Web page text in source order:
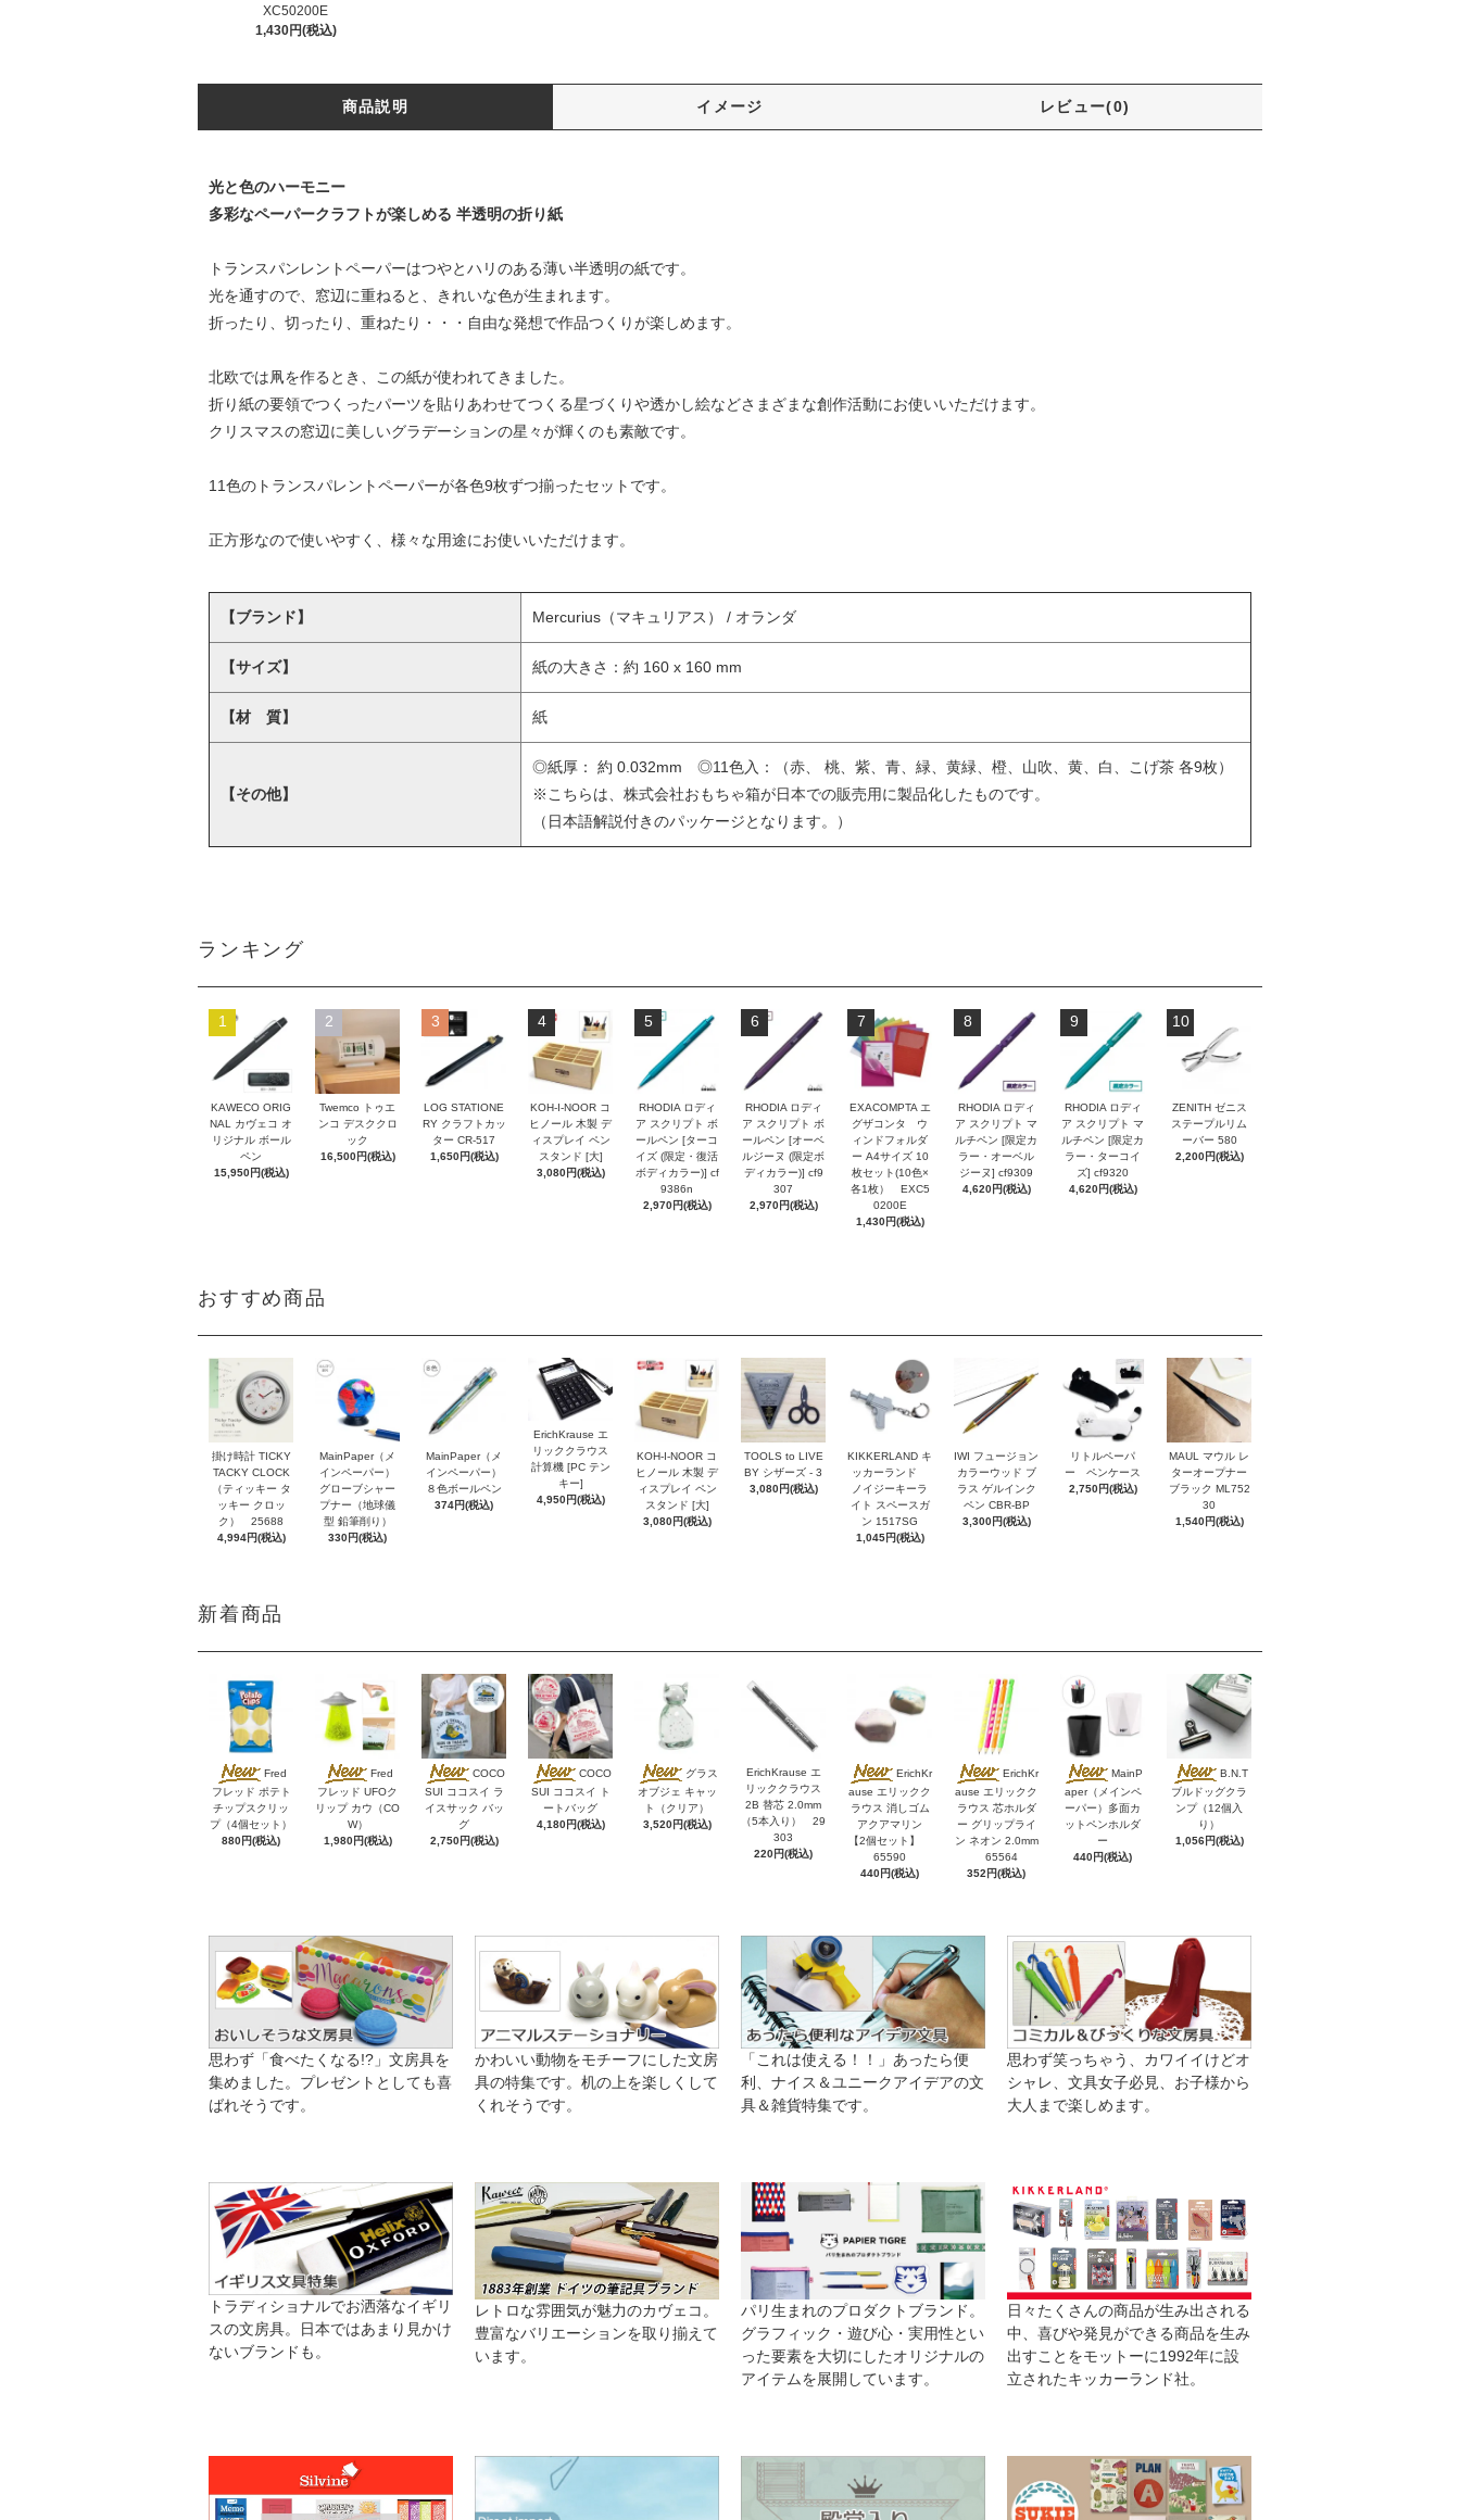
XC50200E
1,430円(税込)
商品説明 イメージ レビュー(0)
光と色のハーモニー
多彩なペーパークラフトが楽しめる 半透明の折り紙
トランスパンレントペーパーはつやとハリのある薄い半透明の紙です。
光を通すので、窓辺に重ねると、きれいな色が生まれます。
折ったり、切ったり、重ねたり・・・自由な発想で作品つくりが楽しめます。
北欧では凧を作るとき、この紙が使われてきました。
折り紙の要領でつくったパーツを貼りあわせてつくる星づくりや透かし絵などさまざまな創作活動にお使いいただけます。
クリスマスの窓辺に美しいグラデーションの星々が輝くのも素敵です。
11色のトランスパレントペーパーが各色9枚ずつ揃ったセットです。
正方形なので使いやすく、様々な用途にお使いいただけます。
【ブランド】 Mercurius（マキュリアス） / オランダ
【サイズ】 紙の大きさ：約 160 x 160 mm
【材 質】 紙
【その他】
◎紙厚： 約 0.032mm ◎11色入：（赤、 桃、紫、青、緑、黄緑、橙、山吹、黄、白、こげ茶 各9枚）
※こちらは、株式会社おもちゃ箱が日本での販売用に製品化したものです。
（日本語解説付きのパッケージとなります。）
ランキング
1
KAWECO ORIG
NAL カヴェコ オ
リジナル ボール
ペン
15,950円(税込)
2
Twemco トゥエ
ンコ デスククロ
ック
16,500円(税込)
3
LOG STATIONE
RY クラフトカッ
ター CR-517
1,650円(税込)
4
KOH-I-NOOR コ
ヒノール 木製 デ
ィスプレイ ペン
スタンド [大]
3,080円(税込)
5
RHODIA ロディ
ア スクリプト ボ
ールペン [ターコ
イズ (限定・復活
ボディカラー)] cf
9386n
2,970円(税込)
6
RHODIA ロディ
ア スクリプト ボ
ールペン [オーベ
ルジーヌ (限定ボ
ディカラー)] cf9
307
2,970円(税込)
7
EXACOMPTA エ
グザコンタ ウ
ィンドフォルダ
ー A4サイズ 10
枚セット(10色×
各1枚） EXC5
0200E
1,430円(税込)
8
RHODIA ロディ
ア スクリプト マ
ルチペン [限定カ
ラー・オーベル
ジーヌ] cf9309
4,620円(税込)
9
RHODIA ロディ
ア スクリプト マ
ルチペン [限定カ
ラー・ターコイ
ズ] cf9320
4,620円(税込)
10
ZENITH ゼニス
ステープルリム
ーバー 580
2,200円(税込)
おすすめ商品
掛け時計 TICKY
TACKY CLOCK
（ティッキー タ
ッキー クロッ
ク） 25688
4,994円(税込)
MainPaper（メ
インペーパー）
グローブシャー
プナー（地球儀
型 鉛筆削り）
330円(税込)
MainPaper（メ
インペーパー）
８色ボールペン
374円(税込)
ErichKrause エ
リッククラウス
計算機 [PC テン
キー]
4,950円(税込)
KOH-I-NOOR コ
ヒノール 木製 デ
ィスプレイ ペン
スタンド [大]
3,080円(税込)
TOOLS to LIVE
BY シザーズ - 3
3,080円(税込)
KIKKERLAND キ
ッカーランド
ノイジーキーラ
イト スペースガ
ン 1517SG
1,045円(税込)
IWI フュージョン
カラーウッド ブ
ラス ゲルインク
ペン CBR-BP
3,300円(税込)
リトルペーパ
ー ペンケース
2,750円(税込)
MAUL マウル レ
ターオープナー
ブラック ML752
30
1,540円(税込)
新着商品
Fred
フレッド ポテト
チップスクリッ
プ（4個セット）
880円(税込)
Fred
フレッド UFOク
リップ カウ（CO
W）
1,980円(税込)
COCO
SUI ココスイ ラ
イスサック バッ
グ
2,750円(税込)
COCO
SUI ココスイ ト
ートバッグ
4,180円(税込)
グラス
オブジェ キャッ
ト（クリア）
3,520円(税込)
ErichKrause エ
リッククラウス
2B 替芯 2.0mm
（5本入り） 29
303
220円(税込)
ErichKr
ause エリックク
ラウス 消しゴム
アクアマリン
【2個セット】
65590
440円(税込)
ErichKr
ause エリックク
ラウス 芯ホルダ
ー グリップライ
ン ネオン 2.0mm
65564
352円(税込)
MainP
aper（メインペ
ーパー）多面カ
ットペンホルダ
ー
440円(税込)
B.N.T
ブルドッグクラ
ンプ（12個入
り）
1,056円(税込)
思わず「食べたくなる!?」文房具を
集めました。プレゼントとしても喜
ばれそうです。
かわいい動物をモチーフにした文房
具の特集です。机の上を楽しくして
くれそうです。
「これは使える！！」あったら便
利、ナイス＆ユニークアイデアの文
具＆雑貨特集です。
思わず笑っちゃう、カワイイけどオ
シャレ、文具女子必見、お子様から
大人まで楽しめます。
トラディショナルでお洒落なイギリ
スの文房具。日本ではあまり見かけ
ないブランドも。
レトロな雰囲気が魅力のカヴェコ。
豊富なバリエーションを取り揃えて
います。
パリ生まれのプロダクトブランド。
グラフィック・遊び心・実用性とい
った要素を大切にしたオリジナルの
アイテムを展開しています。
日々たくさんの商品が生み出される
中、喜びや発見ができる商品を生み
出すことをモットーに1992年に設
立されたキッカーランド社。